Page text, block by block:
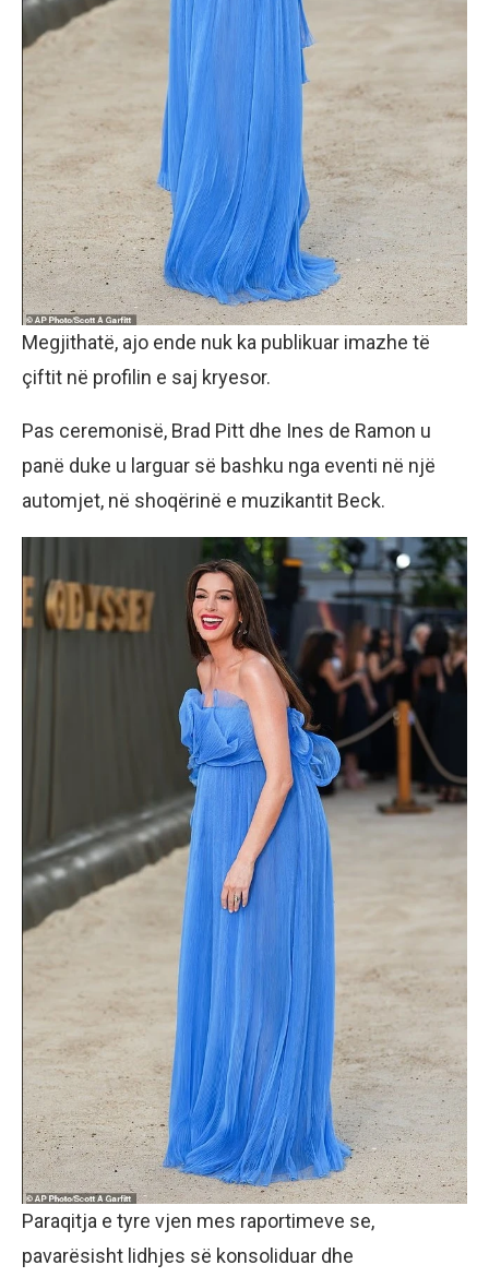
Megjithatë, ajo ende nuk ka publikuar imazhe të
çiftit në profilin e saj kryesor.
Pas ceremonisë, Brad Pitt dhe Ines de Ramon u
panë duke u larguar së bashku nga eventi në një
automjet, në shoqërinë e muzikantit Beck.
Paraqitja e tyre vjen mes raportimeve se,
pavarësisht lidhjes së konsoliduar dhe